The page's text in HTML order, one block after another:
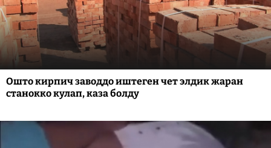
Ошто кирпич заводдо иштеген чет элдик жаран
станокко кулап, каза болду